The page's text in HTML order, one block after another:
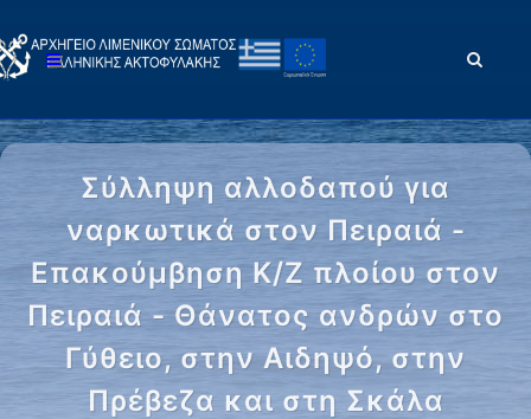
Σύλληψη αλλοδαπού για
ναρκωτικά στον Πειραιά -
Επακούμβηση Κ/Ζ πλοίου στον
Πειραιά - Θάνατος ανδρών στο
Γύθειο, στην Αιδηψό, στην
Πρέβεζα και στη Σκάλα